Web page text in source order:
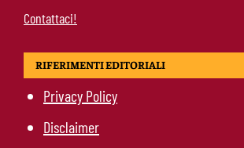
Contattaci!
RIFERIMENTI EDITORIALI
Privacy Policy
Disclaimer